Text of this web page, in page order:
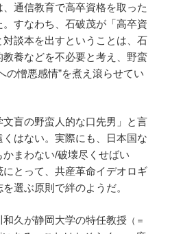
通信教育で高卒資格を取った
すなわち、石破茂が「高卒資
談本を出すということは、石
養などを不必要と考え、野蛮
の憎悪感情”を煮え滾らせてい
盲の野蛮人的な口先男」と言
くはない。実際にも、日本国な
まわない/破壊尽くせばい
とって、共産革命イデオロギ
選ぶ原則で絆のようだ。
久が静岡大学の特任教授 （＝